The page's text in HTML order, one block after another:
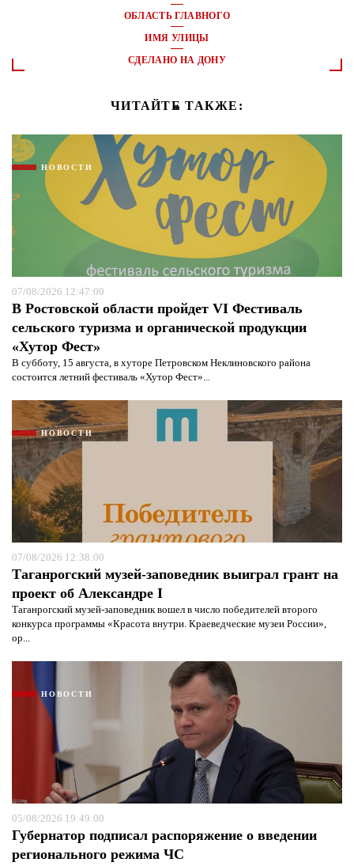
ОБЛАСТЬ ГЛАВНОГО
ИМЯ УЛИЦЫ
СДЕЛАНО НА ДОНУ
ЧИТАЙТЕ ТАКЖЕ:
НОВОСТИ
07/08/2026 12:47:00
В Ростовской области пройдет VI Фестиваль
сельского туризма и органической продукции
«Хутор Фест»
В субботу, 15 августа, в хуторе Петровском Неклиновского района
состоится летний фестиваль «Хутор Фест»...
НОВОСТИ
07/08/2026 12:38:00
Таганрогский музей-заповедник выиграл грант на
проект об Александре I
Таганрогский музей-заповедник вошел в число победителей второго
конкурса программы «Красота внутри. Краеведческие музеи России»,
ор...
НОВОСТИ
05/08/2026 19:49:00
Губернатор подписал распоряжение о введении
регионального режима ЧС